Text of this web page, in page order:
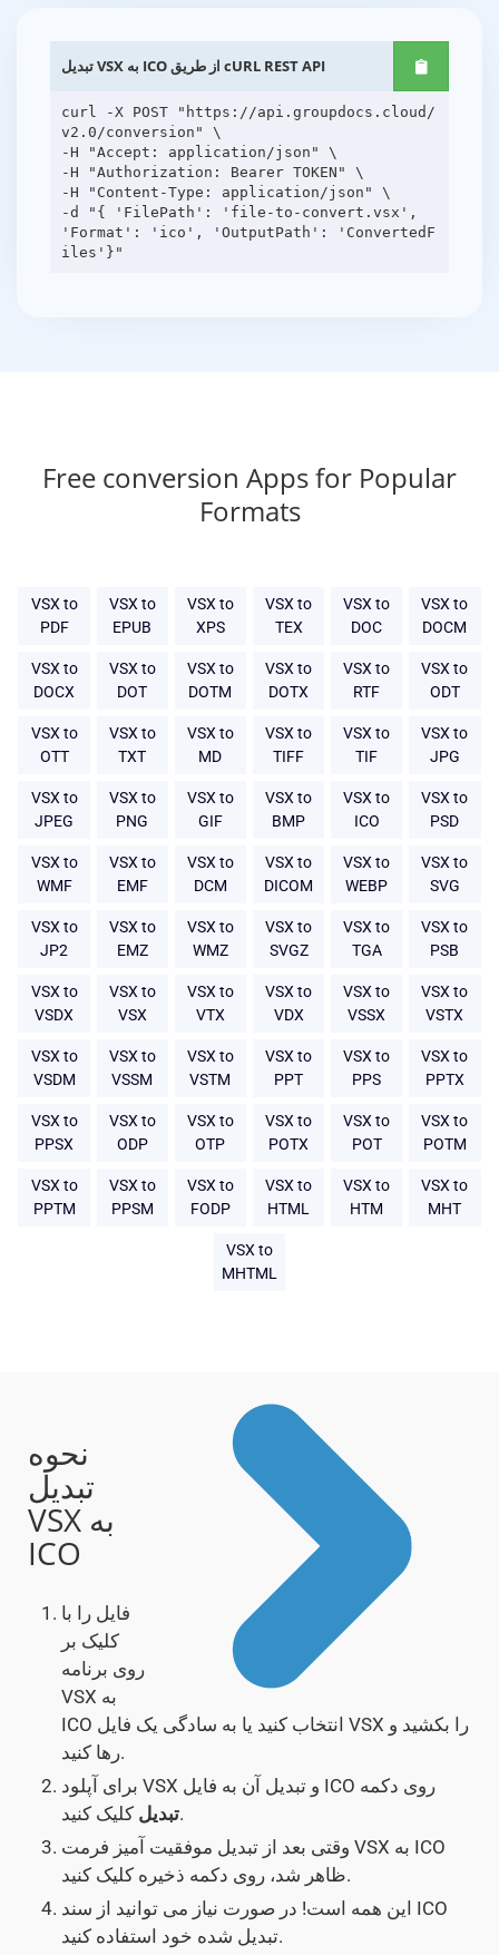
تبدیل VSX به ICO از طریق cURL REST API
curl -X POST "https://api.groupdocs.cloud/
v2.0/conversion" \
-H "Accept: application/json" \
-H "Authorization: Bearer TOKEN" \
-H "Content-Type: application/json" \
-d "{ 'FilePath': 'file-to-convert.vsx',
'Format': 'ico', 'OutputPath': 'ConvertedF
Free conversion Apps for Popular
Formats
VSX to
PDF
VSX to
EPUB
VSX to
XPS
VSX to
TEX
VSX to
DOC
VSX to
DOCM
VSX to
DOCX
VSX to
DOT
VSX to
DOTM
VSX to
DOTX
VSX to
RTF
VSX to
ODT
VSX to
OTT
VSX to
TXT
VSX to
MD
VSX to
TIFF
VSX to
TIF
VSX to
JPG
VSX to
JPEG
VSX to
PNG
VSX to
GIF
VSX to
BMP
VSX to
ICO
VSX to
PSD
VSX to
WMF
VSX to
EMF
VSX to
DCM
VSX to
DICOM
VSX to
WEBP
VSX to
SVG
VSX to
JP2
VSX to
EMZ
VSX to
WMZ
VSX to
SVGZ
VSX to
TGA
VSX to
PSB
VSX to
VSDX
VSX to
VSX
VSX to
VTX
VSX to
VDX
VSX to
VSSX
VSX to
VSTX
VSX to
VSDM
VSX to
VSSM
VSX to
VSTM
VSX to
PPT
VSX to
PPS
VSX to
PPTX
VSX to
PPSX
VSX to
ODP
VSX to
OTP
VSX to
POTX
VSX to
POT
VSX to
POTM
VSX to
PPTM
VSX to
PPSM
VSX to
FODP
VSX to
HTML
VSX to
HTM
VSX to
MHT
VSX to
MHTML
نحوه
تبدیل
VSX به
ICO
فایل را با
کلیک بر
روی برنامه
VSX به
ICO انتخاب کنید یا به سادگی یک فایل VSX را بکشید و
رها کنید.
برای آپلود VSX و تبدیل آن به فایل ICO روی دکمه
تبدیلکلیک کنید.
وقتی بعد از تبدیل موفقیت آمیز فرمت VSX به ICO
ظاهر شد، روی دکمه ذخیره کلیک کنید.
این همه است! در صورت نیاز می توانید از سند ICO
تبدیل شده خود استفاده کنید.